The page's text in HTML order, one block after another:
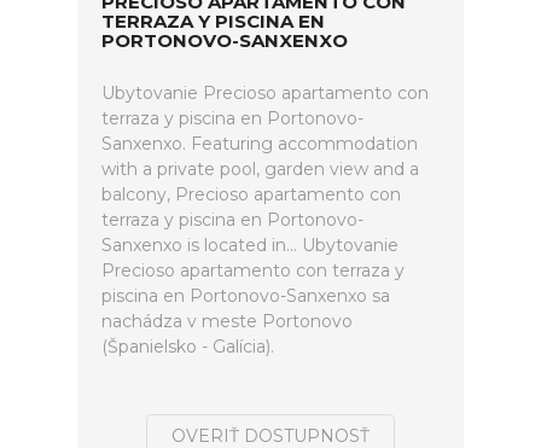
TERRAZA Y PISCINA EN
PORTONOVO-SANXENXO
Ubytovanie Precioso apartamento con
terraza y piscina en Portonovo-
Sanxenxo. Featuring accommodation
with a private pool, garden view and a
balcony, Precioso apartamento con
terraza y piscina en Portonovo-
Sanxenxo is located in... Ubytovanie
Precioso apartamento con terraza y
piscina en Portonovo-Sanxenxo sa
nachádza v meste Portonovo
(Španielsko - Galícia).
OVERIŤ DOSTUPNOSŤ